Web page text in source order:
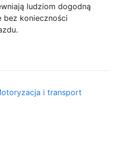
ludziom dogodną
bez konieczności
i transport